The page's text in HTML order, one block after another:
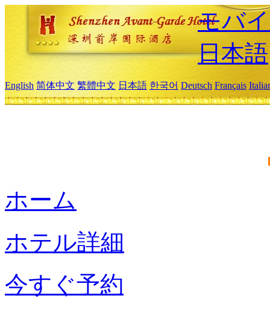
モバ
日本語
English 简体中文 繁體中文 日本語 한국어 Deutsch Français
ホーム
ホテル詳細
今すぐ予約